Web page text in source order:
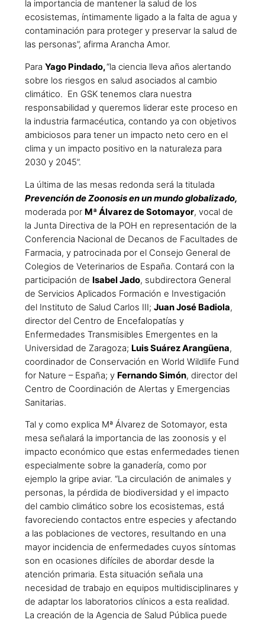
la importancia de mantener la salud de los
ecosistemas, íntimamente ligado a la falta de agua y
contaminación para proteger y preservar la salud de
las personas”, afirma Arancha Amor.
Para Yago Pindado,“la ciencia lleva años alertando
sobre los riesgos en salud asociados al cambio
climático. En GSK tenemos clara nuestra
responsabilidad y queremos liderar este proceso en
la industria farmacéutica, contando ya con objetivos
ambiciosos para tener un impacto neto cero en el
clima y un impacto positivo en la naturaleza para
2030 y 2045”.
La última de las mesas redonda será la titulada
Prevención de Zoonosis en un mundo globalizado,
moderada por Mª Álvarez de Sotomayor, vocal de
la Junta Directiva de la POH en representación de la
Conferencia Nacional de Decanos de Facultades de
Farmacia, y patrocinada por el Consejo General de
Colegios de Veterinarios de España. Contará con la
participación de Isabel Jado, subdirectora General
de Servicios Aplicados Formación e Investigación
del Instituto de Salud Carlos III; Juan José Badiola,
director del Centro de Encefalopatías y
Enfermedades Transmisibles Emergentes en la
Universidad de Zaragoza; Luis Suárez Arangüena,
coordinador de Conservación en World Wildlife Fund
for Nature – España; y Fernando Simón, director del
Centro de Coordinación de Alertas y Emergencias
Sanitarias.
Tal y como explica Mª Álvarez de Sotomayor, esta
mesa señalará la importancia de las zoonosis y el
impacto económico que estas enfermedades tienen
especialmente sobre la ganadería, como por
ejemplo la gripe aviar. “La circulación de animales y
personas, la pérdida de biodiversidad y el impacto
del cambio climático sobre los ecosistemas, está
favoreciendo contactos entre especies y afectando
a las poblaciones de vectores, resultando en una
mayor incidencia de enfermedades cuyos síntomas
son en ocasiones difíciles de abordar desde la
atención primaria. Esta situación señala una
necesidad de trabajo en equipos multidisciplinares y
de adaptar los laboratorios clínicos a esta realidad.
La creación de la Agencia de Salud Pública puede